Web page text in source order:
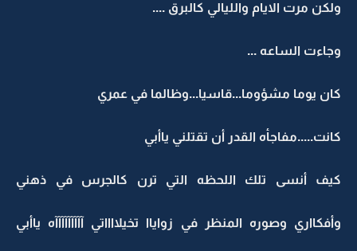
ولكن مرت الايام والليالي كالبرق ....
وجاءت الساعه ...
كان يوما مشؤوما...قاسيا...وظالما في عمري
كانت.....مفاجأه القدر أن تقتلني ياأبي
كيف أنسى تلك اللحظه التي ترن كالجرس في ذهني
وأفكااري وصوره المنظر في زواياا تخيلااااتي آآآآآآآآآه ياأبي